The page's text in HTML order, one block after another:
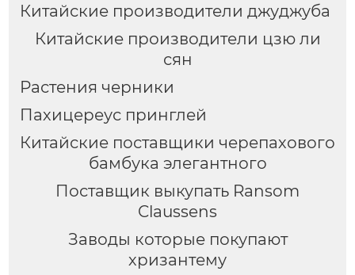
Китайские производители джуджуба
Китайские производители цзю ли
сян
Растения черники
Пахицереус принглей
Китайские поставщики черепахового
бамбука элегантного
Поставщик выкупать Ransom
Claussens
Заводы которые покупают
хризантему